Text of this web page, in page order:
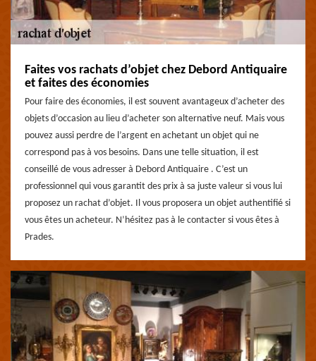
Faites vos rachats d’objet chez Debord Antiquaire
et faites des économies
Pour faire des économies, il est souvent avantageux d’acheter des
objets d’occasion au lieu d’acheter son alternative neuf. Mais vous
pouvez aussi perdre de l’argent en achetant un objet qui ne
correspond pas à vos besoins. Dans une telle situation, il est
conseillé de vous adresser à Debord Antiquaire . C’est un
professionnel qui vous garantit des prix à sa juste valeur si vous lui
proposez un rachat d’objet. Il vous proposera un objet authentifié si
vous êtes un acheteur. N’hésitez pas à le contacter si vous êtes à
Prades.